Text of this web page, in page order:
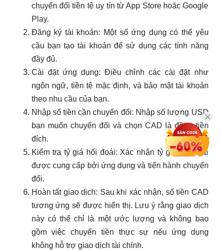
chuyển đổi tiền tệ uy tín từ App Store hoặc Google
Play.
Đăng ký tài khoản: Một số ứng dụng có thể yêu
cầu bạn tạo tài khoản để sử dụng các tính năng
đầy đủ.
Cài đặt ứng dụng: Điều chỉnh các cài đặt như
ngôn ngữ, tiền tệ mặc định, và bảo mật tài khoản
theo nhu cầu của bạn.
Nhập số tiền cần chuyển đổi: Nhập số lượng USD
bạn muốn chuyển đổi và chọn CAD là đồng tiền
đích.
Kiểm tra tỷ giá hối đoái: Xác nhận tỷ giá hối đoái
được cung cấp bởi ứng dụng và tiến hành chuyển
đổi.
Hoàn tất giao dịch: Sau khi xác nhận, số tiền CAD
tương ứng sẽ được hiển thị. Lưu ý rằng giao dịch
này có thể chỉ là một ước lượng và không bao
gồm việc chuyển tiền thực sự nếu ứng dụng
không hỗ trợ giao dịch tài chính.